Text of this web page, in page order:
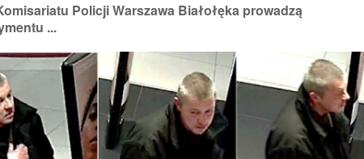
Policji Warszawa Białołęka prowadzą
...